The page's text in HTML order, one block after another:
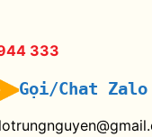
333
Gọi/Chat